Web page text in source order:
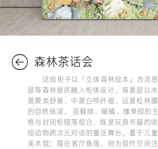
森林茶话会
这组柜子以「立体森林绘本」为灵
鼠等森林居民融入柜体设计。背景层以
景蕨类舒展、中景白桦纤细、远景松林
的自然纵深。 苔藓绿、暖橘、橡果棕的
格与封闭柜错落组合，既是玩具书籍的
绘动物跨次元对话的童话舞台。置于儿
美术馆；摆在客厅角落，则为现代空间